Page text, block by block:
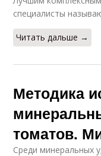
специалисты
Читать дальше →
Методика
томатов.
Среди минеральных